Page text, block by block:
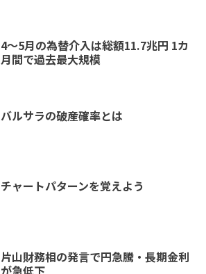
4～5月の為替介入は総額11.7兆円 1カ
月間で過去最大規模
バルサラの破産確率とは
チャートパターンを覚えよう
片山財務相の発言で円急騰・長期金利
が急低下